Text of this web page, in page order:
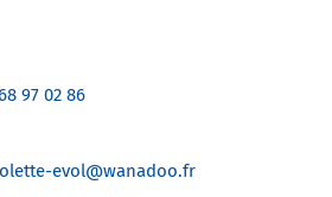
97 02 86
evol@wanadoo.fr